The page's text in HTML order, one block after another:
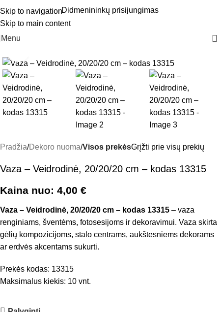
Skip to navigation
Skip to main content
Didmenininkų prisijungimas
Menu
Pradžia Dekoro nuoma Visos prekėsGrįžti prie visų prekių
Vaza – Veidrodinė, 20/20/20 cm – kodas 13315
Kaina nuo: 4,00 €
Vaza – Veidrodinė, 20/20/20 cm – kodas 13315 – vaza
renginiams, šventėms, fotosesijoms ir dekoravimui. Vaza skirta
gėlių kompozicijoms, stalo centrams, aukštesniems dekorams
ar erdvės akcentams sukurti.
Prekės kodas: 13315
Maksimalus kiekis: 10 vnt.